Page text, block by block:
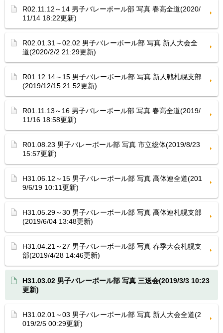
R02.11.12～14 男子バレーボール部 写真 春高全道(2020/
11/14 18:22更新)
R02.01.31～02.02 男子バレーボール部 写真 新人大会全
道(2020/2/2 21:29更新)
R01.12.14～15 男子バレーボール部 写真 新人戦札幌支部
(2019/12/15 21:52更新)
R01.11.13～16 男子バレーボール部 写真 春高全道(2019/
11/16 18:58更新)
R01.08.23 男子バレーボール部 写真 市立総体(2019/8/23
15:57更新)
H31.06.12～15 男子バレーボール部 写真 高体連全道(201
9/6/19 10:11更新)
H31.05.29～30 男子バレーボール部 写真 高体連札幌支部
(2019/6/04 13:48更新)
H31.04.21～27 男子バレーボール部 写真 春季大会札幌支
部(2019/4/28 14:46更新)
H31.03.02 男子バレーボール部 写真 三送会(2019/3/3 10:23
更新)
H31.02.01～03 男子バレーボール部 写真 新人大会全道(2
019/2/5 00:29更新)